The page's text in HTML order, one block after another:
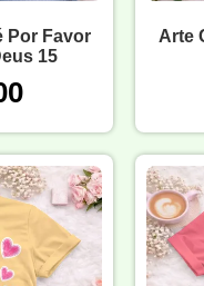
Por Favor
15
Arte